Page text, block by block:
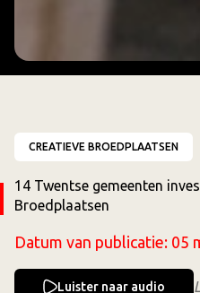
CREATIEVE BROEDPLAATSEN
14 Twentse gemeenten
Broedplaatsen
Datum van publicatie: 05
Luister naar audio